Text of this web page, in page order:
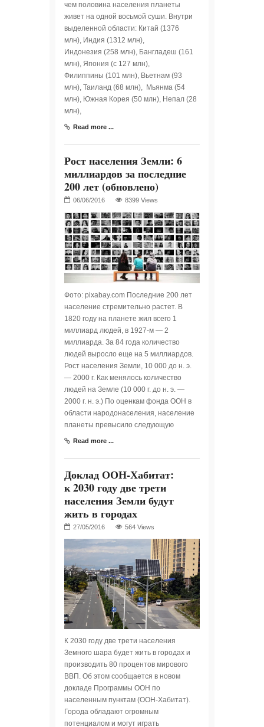
чем половина населения планеты
живет на одной восьмой суши. Внутри
выделенной области: Китай (1376
млн), Индия (1312 млн),
Индонезия (258 млн), Бангладеш (161
млн), Япония (с 127 млн),
Филиппины (101 млн), Вьетнам (93
млн), Таиланд (68 млн), Мьянма (54
млн), Южная Корея (50 млн), Непал (28
млн),
Read more ...
Рост населения Земли: 6
миллиардов за последние
200 лет (обновлено)
8399 Views
Фото: pixabay.com Последние 200 лет
население стремительно растет. В
1820 году на планете жил всего 1
миллиард людей, в 1927-м — 2
миллиарда. За 84 года количество
людей выросло еще на 5 миллиардов.
Рост населения Земли, 10 000 до н. э.
— 2000 г. Как менялось количество
людей на Земле (10 000 г. до н. э. —
2000 г. н. э.) По оценкам фонда ООН в
области народонаселения, население
планеты превысило следующую
Read more ...
Доклад ООН-Хабитат:
к 2030 году две трети
населения Земли будут
жить в городах
564 Views
К 2030 году две трети населения
Земного шара будет жить в городах и
производить 80 процентов мирового
ВВП. Об этом сообщается в новом
докладе Программы ООН по
населенным пунктам (ООН-Хабитат).
Города обладают огромным
потенциалом и могут играть